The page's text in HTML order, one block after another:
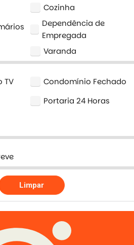
Cozinha
Dependência de
Empregada
Varanda
TV
Condomínio Fechado
Portaria 24 Horas
Limpar